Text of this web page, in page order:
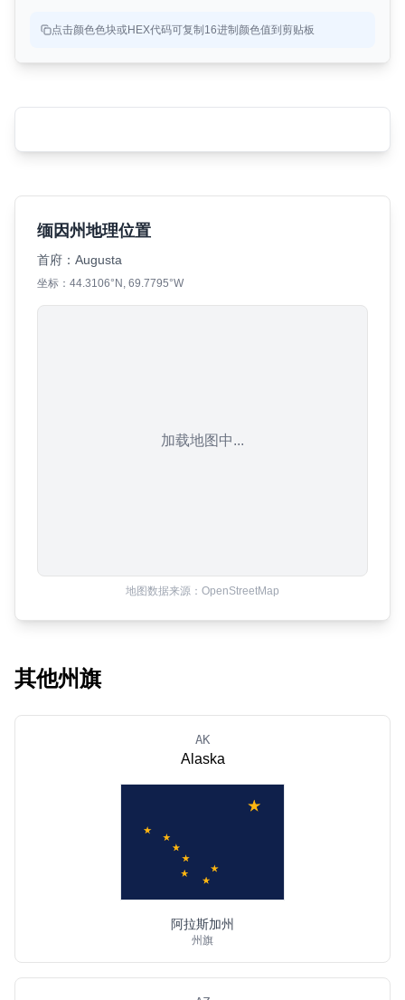
点击颜色色块或HEX代码可复制16进制颜色值到剪贴板
缅因州地理位置
首府： Augusta
坐标： 44.3106°N, 69.7795°W
加载地图中...
地图数据来源：OpenStreetMap
其他州旗
AK
Alaska
阿拉斯加州
州旗